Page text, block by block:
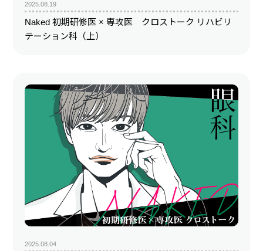
2025.08.19
Naked 初期研修医 × 専攻医 クロストーク リハビリ
テーション科（上）
2025.08.04